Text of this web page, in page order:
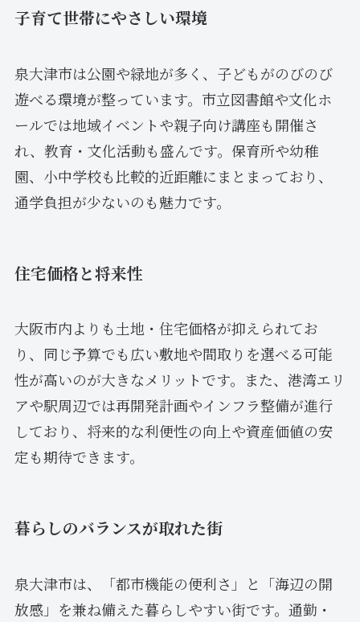
子育て世帯にやさしい環境
泉大津市は公園や緑地が多く、子どもがのびのび
遊べる環境が整っています。市立図書館や文化ホ
ールでは地域イベントや親子向け講座も開催さ
れ、教育・文化活動も盛んです。保育所や幼稚
園、小中学校も比較的近距離にまとまっており、
通学負担が少ないのも魅力です。
住宅価格と将来性
大阪市内よりも土地・住宅価格が抑えられてお
り、同じ予算でも広い敷地や間取りを選べる可能
性が高いのが大きなメリットです。また、港湾エリ
アや駅周辺では再開発計画やインフラ整備が進行
しており、将来的な利便性の向上や資産価値の安
定も期待できます。
暮らしのバランスが取れた街
泉大津市は、「都市機能の便利さ」と「海辺の開
放感」を兼ね備えた暮らしやすい街です。通勤・